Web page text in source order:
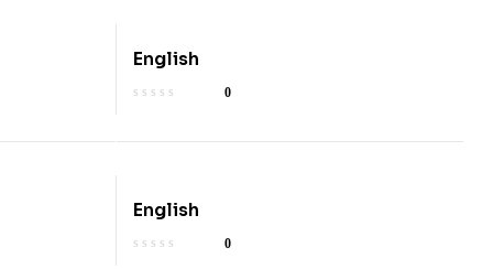
English
0
English
0